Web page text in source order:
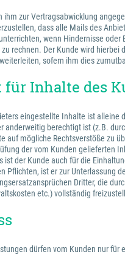
ihm zur Vertragsabwicklung
dass alle Mails des
wenn Hindernisse
rechnen. Der Kunde wird
sofern ihm dies
Inhalte des
eingestellte Inhalte ist
berechtigt ist (z.B.
auf mögliche Rechtsverstöße zu
der vom Kunden gelieferten
ist der Kunde auch für die
Pflichten, ist er zur Unterlassung
Dritter, die
etc.) vollständig
dürfen vom Kunden nur